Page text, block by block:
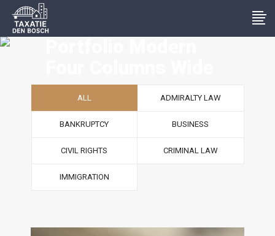
ALL ADMIRALTY LAW
BANKRUPTCY BUSINESS
CIVIL RIGHTS CRIMINAL LAW
IMMIGRATION